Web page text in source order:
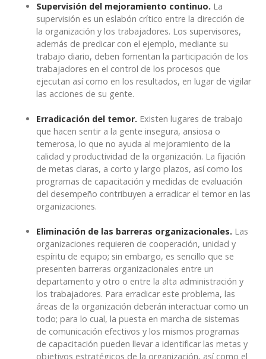
Supervisión del mejoramiento continuo. La
supervisión es un eslabón crítico entre la dirección de
la organización y los trabajadores. Los supervisores,
además de predicar con el ejemplo, mediante su
trabajo diario, deben fomentan la participación de los
trabajadores en el control de los procesos que
ejecutan así como en los resultados, en lugar de vigilar
las acciones de su gente.
Erradicación del temor. Existen lugares de trabajo
que hacen sentir a la gente insegura, ansiosa o
temerosa, lo que no ayuda al mejoramiento de la
calidad y productividad de la organización. La fijación
de metas claras, a corto y largo plazos, así como los
programas de capacitación y medidas de evaluación
del desempeño contribuyen a erradicar el temor en las
organizaciones.
Eliminación de las barreras organizacionales. Las
organizaciones requieren de cooperación, unidad y
espíritu de equipo; sin embargo, es sencillo que se
presenten barreras organizacionales entre un
departamento y otro o entre la alta administración y
los trabajadores. Para erradicar este problema, las
áreas de la organización deberán interactuar como un
todo; para lo cual, la puesta en marcha de sistemas
de comunicación efectivos y los mismos programas
de capacitación pueden llevar a identificar las metas y
objetivos estratégicos de la organización, así como el